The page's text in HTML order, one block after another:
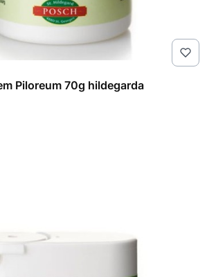
Piloreum 70g hildegarda